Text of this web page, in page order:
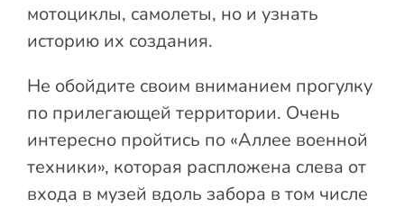
мотоциклы, самолеты, но и узнать
историю их создания.
Не обойдите своим вниманием прогулку
по прилегающей территории. Очень
интересно пройтись по «Аллее военной
техники», которая распложена слева от
входа в музей вдоль забора в том числе